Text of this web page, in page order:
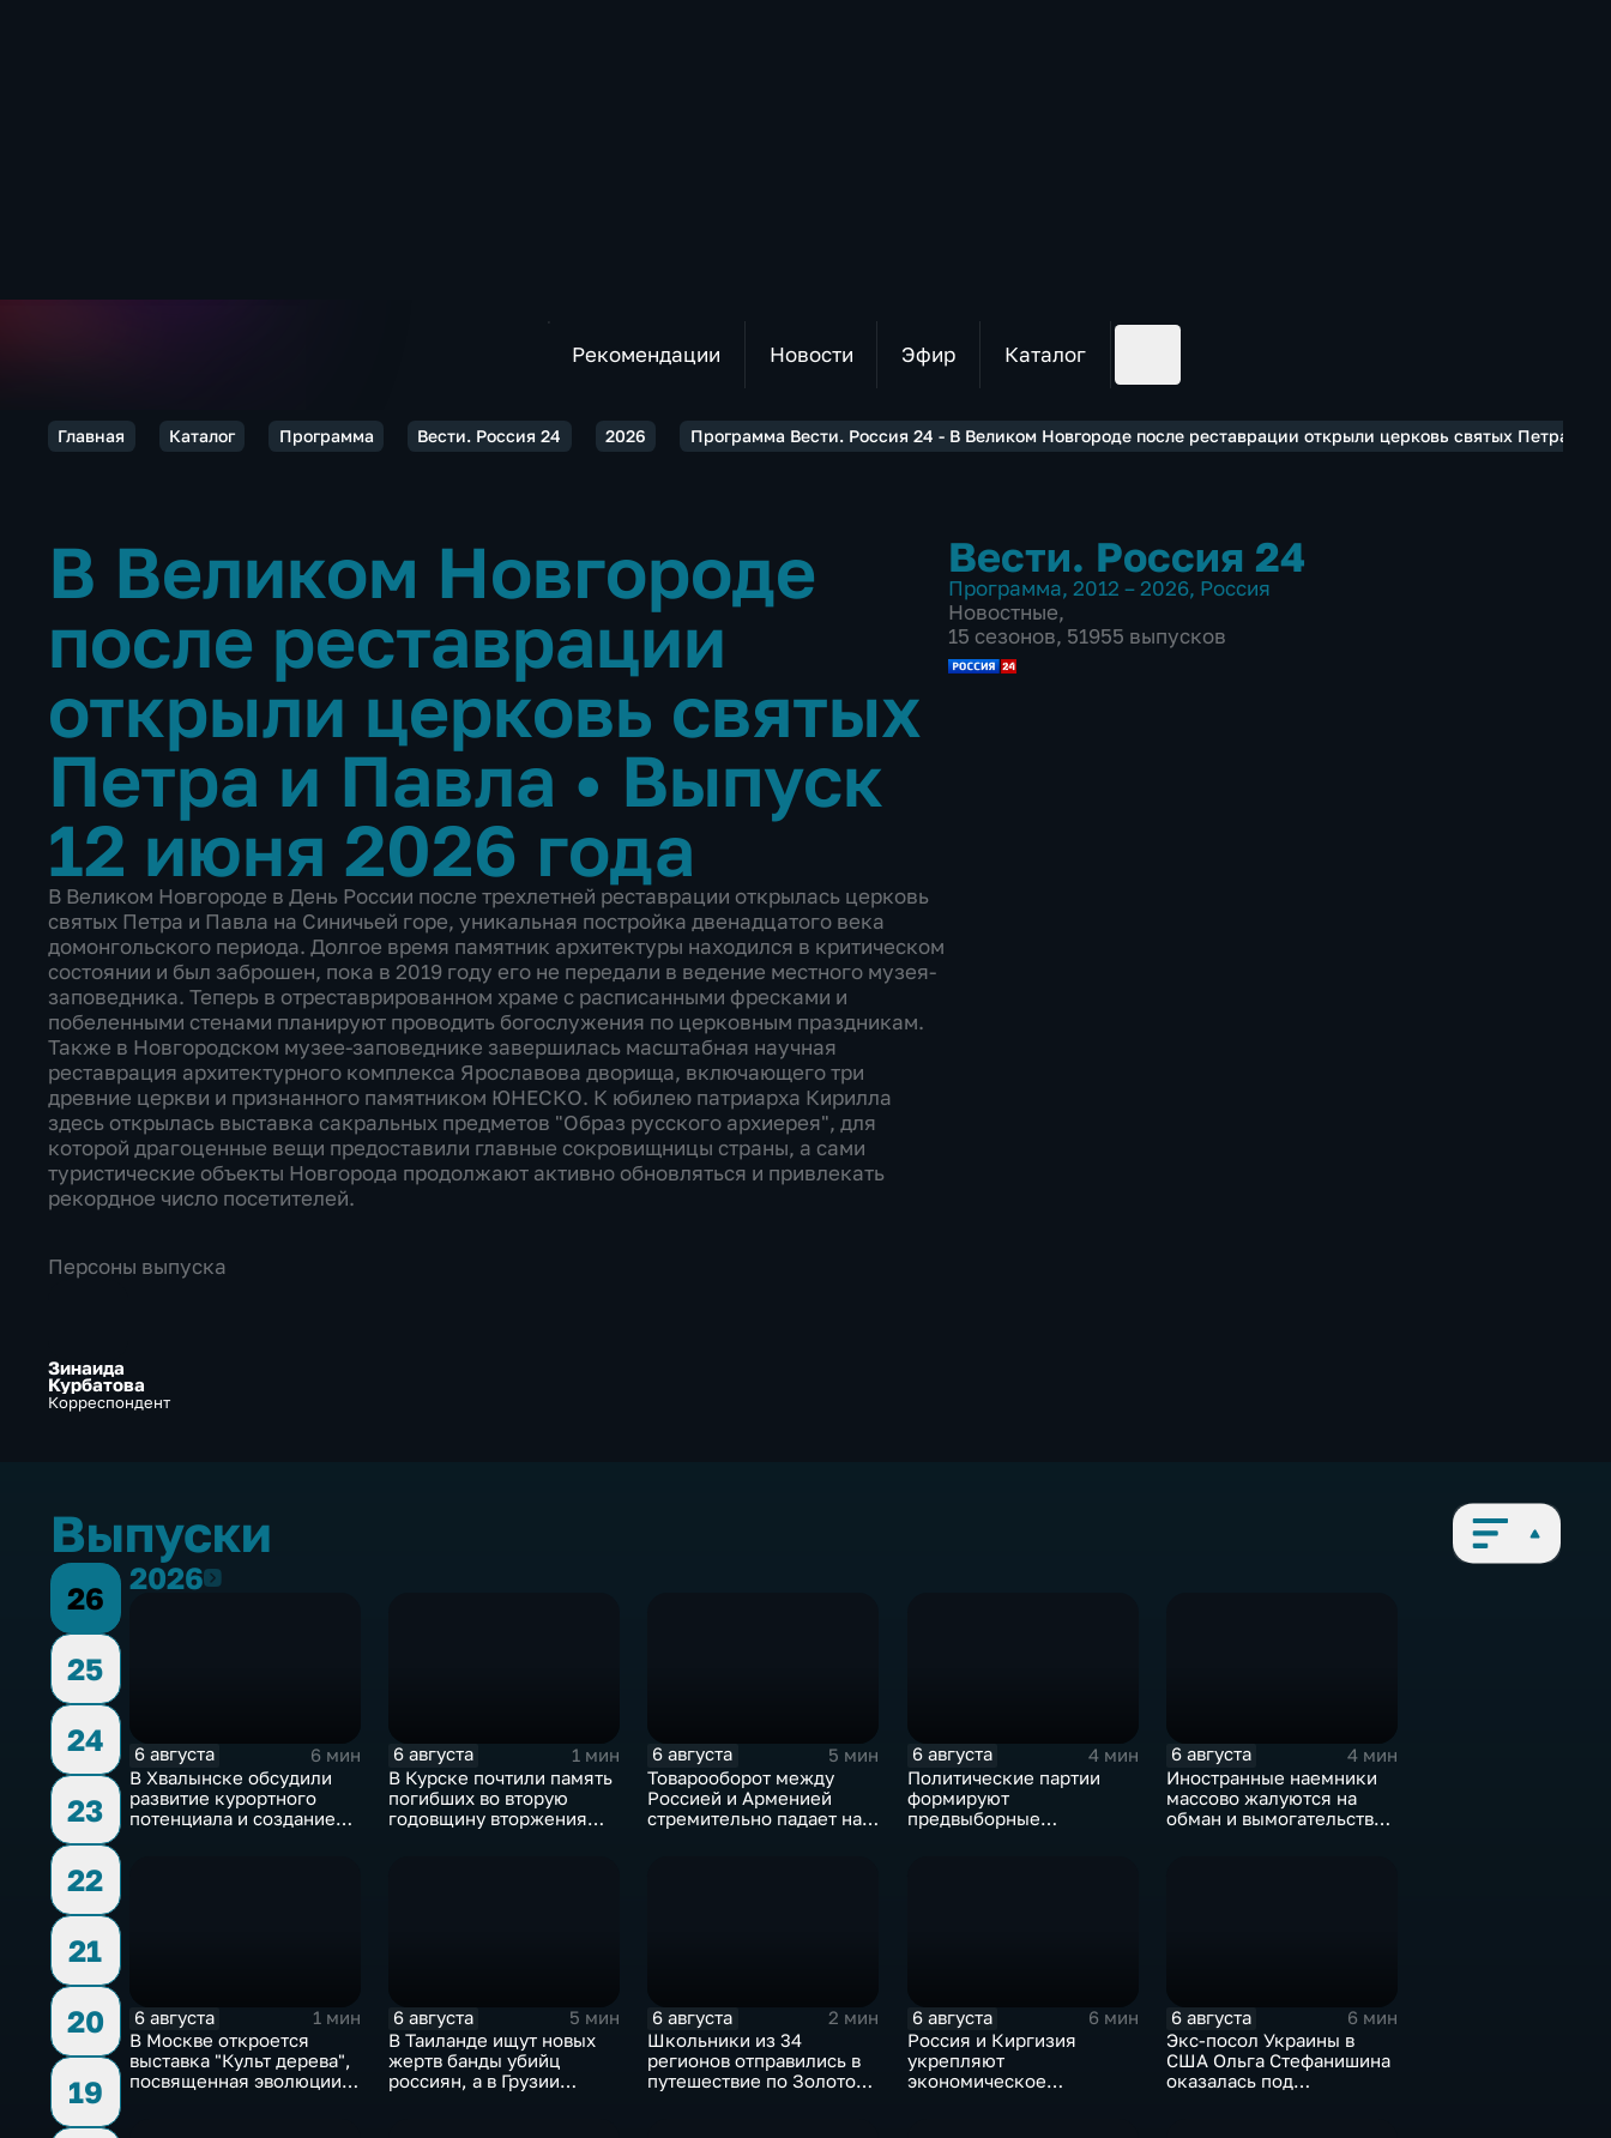
Рекомендации Новости Эфир Каталог
Главная Каталог Программа Вести. Россия 24 2026 Программа Вести. Россия 24 - В Великом Новгороде после реставрации открыли церковь святых Петра и
В Великом Новгороде
после реставрации
открыли церковь святых
Петра и Павла • Выпуск
12 июня 2026 года
В Великом Новгороде в День России после трехлетней реставрации открылась церковь
святых Петра и Павла на Синичьей горе, уникальная постройка двенадцатого века
домонгольского периода. Долгое время памятник архитектуры находился в критическом
состоянии и был заброшен, пока в 2019 году его не передали в ведение местного музея-
заповедника. Теперь в отреставрированном храме с расписанными фресками и
побеленными стенами планируют проводить богослужения по церковным праздникам.
Также в Новгородском музее-заповеднике завершилась масштабная научная
реставрация архитектурного комплекса Ярославова дворища, включающего три
древние церкви и признанного памятником ЮНЕСКО. К юбилею патриарха Кирилла
здесь открылась выставка сакральных предметов "Образ русского архиерея", для
которой драгоценные вещи предоставили главные сокровищницы страны, а сами
туристические объекты Новгорода продолжают активно обновляться и привлекать
рекордное число посетителей.
Вести. Россия 24
Программа, 2012 – 2026, Россия
Новостные,
15 сезонов, 51955 выпусков
Персоны выпуска
Зинаида
Курбатова
Корреспондент
Выпуски
26
25
24
23
22
21
20
19
20262026
6 августа
6 мин
В Хвалынске обсудили
развитие курортного
потенциала и создание
6 августа
1 мин
В Курске почтили память
погибших во вторую
годовщину вторжения
6 августа
5 мин
Товарооборот между
Россией и Арменией
стремительно падает на
6 августа
4 мин
Политические партии
формируют
предвыборные
6 августа
4 мин
Иностранные наемники
массово жалуются на
обман и вымогательство
6 августа
1 мин
В Москве откроется
выставка "Культ дерева",
посвященная эволюции
6 августа
5 мин
В Таиланде ищут новых
жертв банды убийц
россиян, а в Грузии
6 августа
2 мин
Школьники из 34
регионов отправились в
путешествие по Золотому
6 августа
6 мин
Россия и Киргизия
укрепляют
экономическое
6 августа
6 мин
Экс-посол Украины в
США Ольга Стефанишина
оказалась под